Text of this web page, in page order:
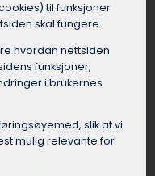
til bagasje, og en
leirskoleturer
til leirskolen fra
sosial start på
til funksjoner
skal fungere.
hvordan nettsiden
funksjoner,
i brukernes
slik at vi
mulig relevante for